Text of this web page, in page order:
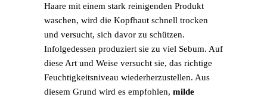
Haare mit einem stark reinigenden Produkt
waschen, wird die Kopfhaut schnell trocken
und versucht, sich davor zu schützen.
Infolgedessen produziert sie zu viel Sebum. Auf
diese Art und Weise versucht sie, das richtige
Feuchtigkeitsniveau wiederherzustellen. Aus
diesem Grund wird es empfohlen, milde